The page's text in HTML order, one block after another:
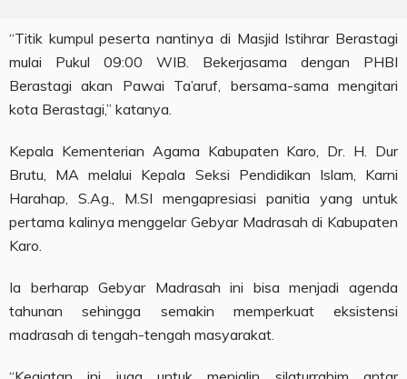
“Titik kumpul peserta nantinya di Masjid Istihrar Berastagi
mulai Pukul 09:00 WIB. Bekerjasama dengan PHBI
Berastagi akan Pawai Ta’aruf, bersama-sama mengitari
kota Berastagi,” katanya.
Kepala Kementerian Agama Kabupaten Karo, Dr. H. Dur
Brutu, MA melalui Kepala Seksi Pendidikan Islam, Karni
Harahap, S.Ag., M.SI mengapresiasi panitia yang untuk
pertama kalinya menggelar Gebyar Madrasah di Kabupaten
Karo.
Ia berharap Gebyar Madrasah ini bisa menjadi agenda
tahunan sehingga semakin memperkuat eksistensi
madrasah di tengah-tengah masyarakat.